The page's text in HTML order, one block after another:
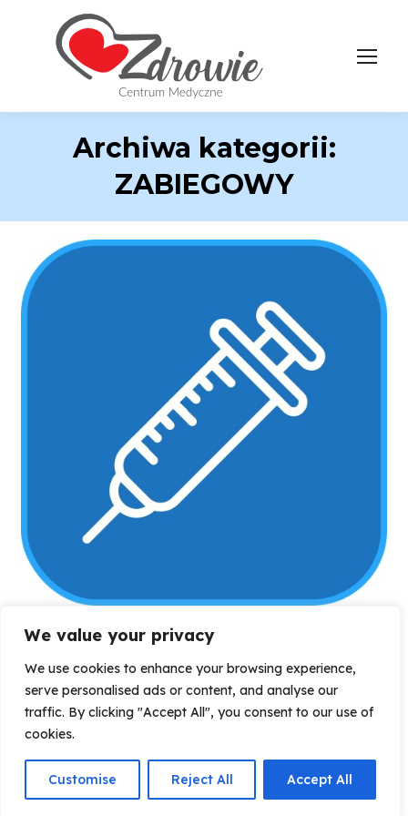
We value your privacy
We use cookies to enhance your browsing experience,
serve personalised ads or content, and analyse our
traffic. By clicking "Accept All", you consent to our use of
cookies.
Customise Reject All Accept All
Archiwa kategorii:
ZABIEGOWY
Gabinet zabiegowy i diagnostyka
Gabinety,PORADNIE,ZABIEGOWY PrzezCMZ
2025-05-15
Zapewniamy profesjonalny personel
pielęgniarski, wykwalifikowany i
dzieci.